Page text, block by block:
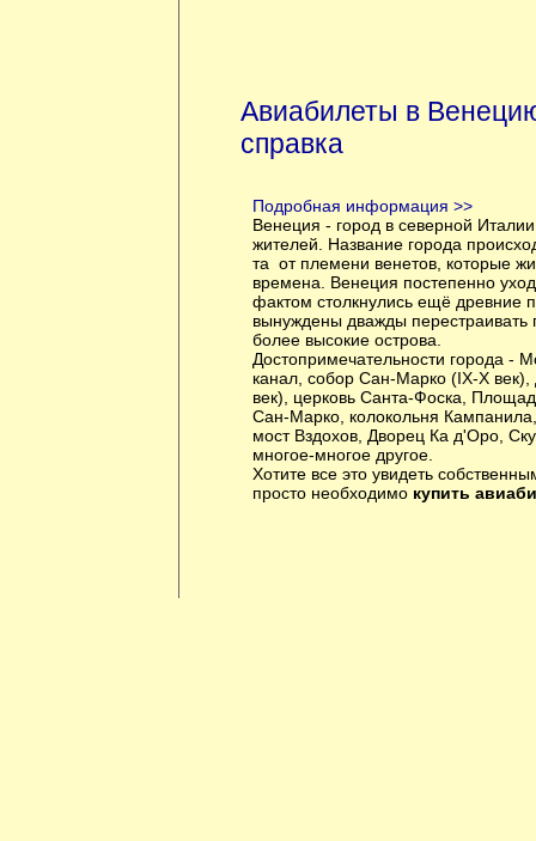
Авиабилеты в
справка
Подробная информация >>
Венеция - город в северной
жителей. Название города
та от племени венетов, которые
времена. Венеция постепенно
фактом столкнулись ещё древние
вынуждены дважды перестраивать
более высокие острова.
Достопримечательности города -
канал, собор Сан-Марко (IX-X
век), церковь Санта-Фоска,
Сан-Марко, колокольня
мост Вздохов, Дворец Ка д'Оро,
многое-многое другое.
Хотите все это увидеть
просто необходимо купить